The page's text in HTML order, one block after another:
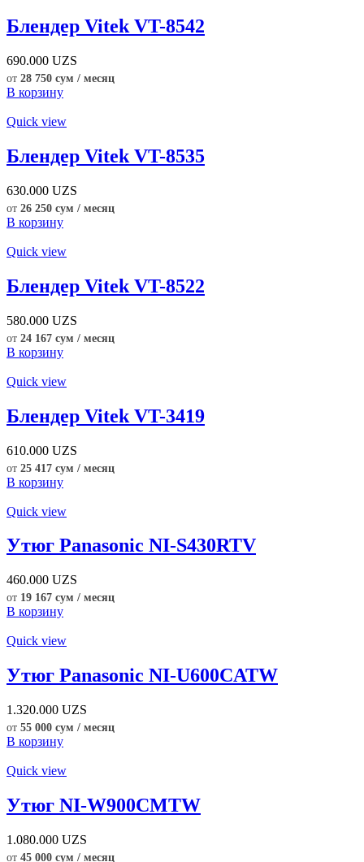
Блендер Vitek VT-8542
690.000 UZS
от 28 750 сум / месяц
В корзину
Quick view
Блендер Vitek VT-8535
630.000 UZS
от 26 250 сум / месяц
В корзину
Quick view
Блендер Vitek VT-8522
580.000 UZS
от 24 167 сум / месяц
В корзину
Quick view
Блендер Vitek VT-3419
610.000 UZS
от 25 417 сум / месяц
В корзину
Quick view
Утюг Panasonic NI-S430RTV
460.000 UZS
от 19 167 сум / месяц
В корзину
Quick view
Утюг Panasonic NI-U600CATW
1.320.000 UZS
от 55 000 сум / месяц
В корзину
Quick view
Утюг NI-W900CMTW
1.080.000 UZS
от 45 000 сум / месяц